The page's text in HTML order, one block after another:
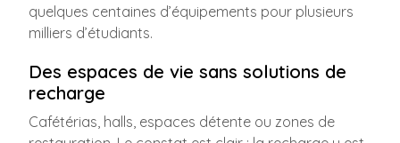
quelques centaines d’équipements pour plusieurs
milliers d’étudiants.
Des espaces de vie sans solutions de
recharge
Cafétérias, halls, espaces détente ou zones de